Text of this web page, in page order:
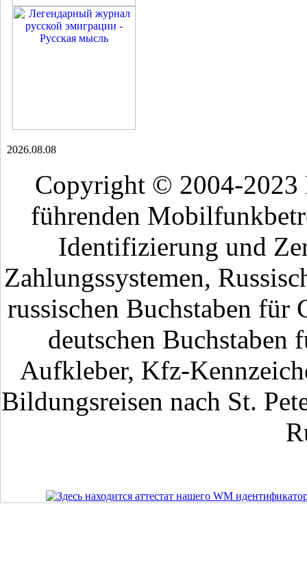
2026.08.08
Copyright © 2004-
führenden
Identifizierung und
Zahlungssystemen,
russischen Buchstaben für
deutschen Buchstaben
Aufkleber, Kfz-
Bildungsreisen nach St.